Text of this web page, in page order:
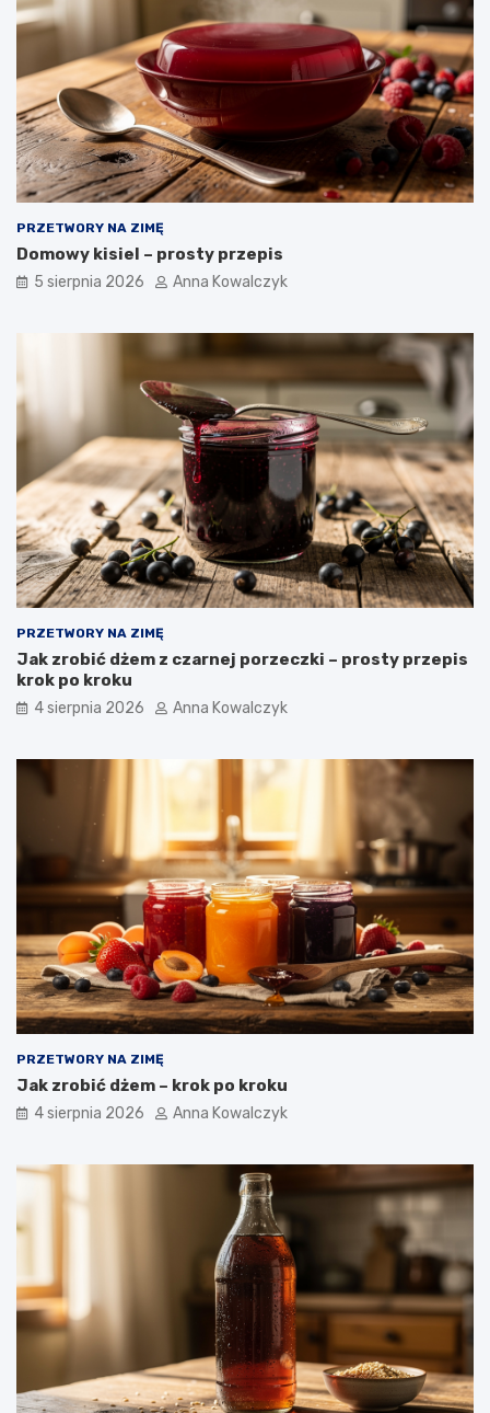
PRZETWORY NA ZIMĘ
Domowy kisiel – prosty przepis
5 sierpnia 2026 Anna Kowalczyk
PRZETWORY NA ZIMĘ
Jak zrobić dżem z czarnej porzeczki – prosty przepis
krok po kroku
4 sierpnia 2026 Anna Kowalczyk
PRZETWORY NA ZIMĘ
Jak zrobić dżem – krok po kroku
4 sierpnia 2026 Anna Kowalczyk